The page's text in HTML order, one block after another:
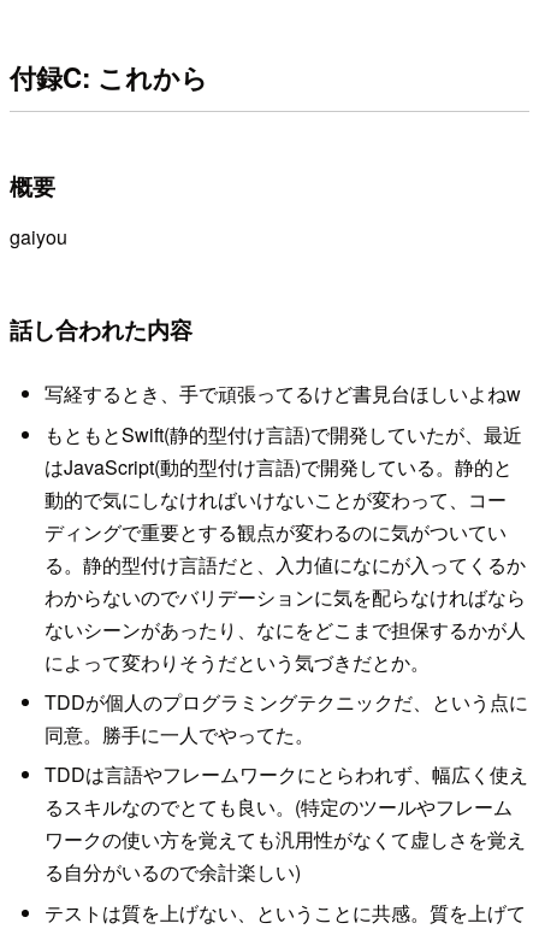
付録C: これから
概要
gaiyou
話し合われた内容
写経するとき、手で頑張ってるけど書見台ほしいよねw
もともとSwift(静的型付け言語)で開発していたが、最近
はJavaScript(動的型付け言語)で開発している。静的と
動的で気にしなければいけないことが変わって、コー
ディングで重要とする観点が変わるのに気がついてい
る。静的型付け言語だと、入力値になにが入ってくるか
わからないのでバリデーションに気を配らなければなら
ないシーンがあったり、なにをどこまで担保するかが人
によって変わりそうだという気づきだとか。
TDDが個人のプログラミングテクニックだ、という点に
同意。勝手に一人でやってた。
TDDは言語やフレームワークにとらわれず、幅広く使え
るスキルなのでとても良い。(特定のツールやフレーム
ワークの使い方を覚えても汎用性がなくて虚しさを覚え
る自分がいるので余計楽しい)
テストは質を上げない、ということに共感。質を上げて